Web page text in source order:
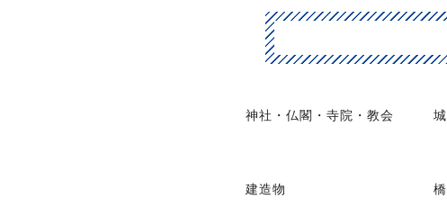
神社・仏閣・寺院・教会 城
建造物 橋